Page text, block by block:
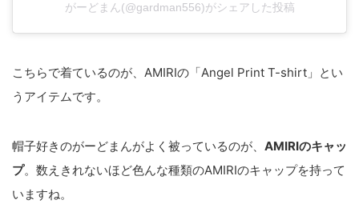
がーどまん(@gardman556)がシェアした投稿
こちらで着ているのが、AMIRIの「Angel Print T-shirt」とい
うアイテムです。
帽子好きのがーどまんがよく被っているのが、 AMIRIのキャッ
プ。数えきれないほど色んな種類のAMIRIのキャップを持って
いますね。